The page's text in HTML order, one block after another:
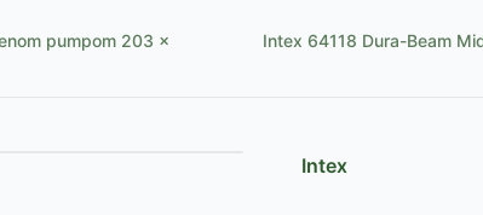
pumpom 203 x
Intex 64118 Dura-Beam
Intex